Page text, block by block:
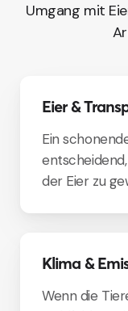
Umgang mit
Eier &
Ein
der Eier zu
Klima &
Wenn die